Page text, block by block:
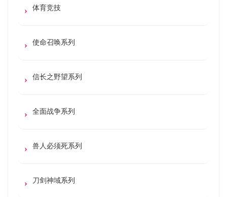
体育竞技
使命召唤系列
信长之野望系列
全面战争系列
兽人必须死系列
刀剑神域系列